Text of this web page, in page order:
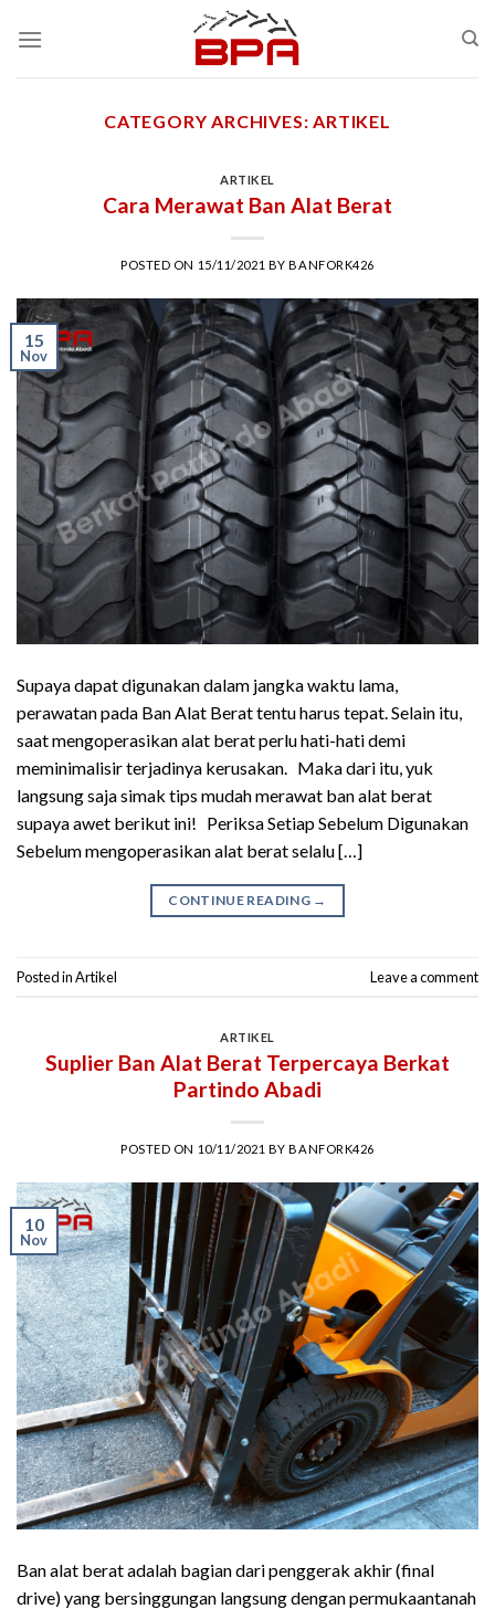
CATEGORY ARCHIVES:ARTIKEL
ARTIKEL
Cara Merawat Ban Alat Berat
POSTED ON 15/11/2021 BYBANFORK426
15
Nov
Supaya dapat digunakan dalam jangka waktu lama,
perawatan pada Ban Alat Berat tentu harus tepat. Selain itu,
saat mengoperasikan alat berat perlu hati-hati demi
meminimalisir terjadinya kerusakan. Maka dari itu, yuk
langsung saja simak tips mudah merawat ban alat berat
supaya awet berikut ini! Periksa Setiap Sebelum Digunakan
Sebelum mengoperasikan alat berat selalu […]
CONTINUE READING →
Posted inArtikel Leave a comment
ARTIKEL
Suplier Ban Alat Berat Terpercaya Berkat
Partindo Abadi
POSTED ON 10/11/2021 BYBANFORK426
10
Nov
Ban alat berat adalah bagian dari penggerak akhir (final
drive) yang bersinggungan langsung dengan permukaantanah